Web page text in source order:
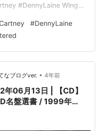
#DennyLaine Wings
You meet
#DennyLaine
なブログver. • 4年前
06月13日 | 【CD】
名盤選書 / 1999年盤)